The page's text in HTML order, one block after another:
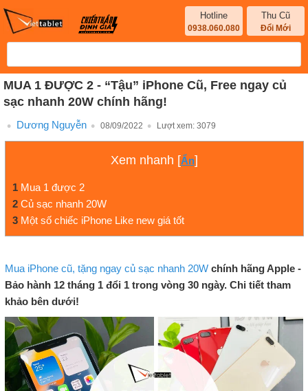
Hotline
0938.060.080
Thu Cũ
Đổi Mới
MUA 1 ĐƯỢC 2 - “Tậu” iPhone Cũ, Free ngay củ
sạc nhanh 20W chính hãng!
Dương Nguyễn 08/09/2022 Lượt xem: 3079
Xem nhanh [Ẩn]
1 Mua 1 được 2
2 Củ sạc nhanh 20W
3 Một số chiếc iPhone Like new giá tốt
Mua iPhonecũ, tặng ngay củ sạc nhanh 20Wchính hãng Apple -
Bảo hành 12 tháng 1 đổi 1 trong vòng 30 ngày. Chi tiết tham
khảo bên dưới!